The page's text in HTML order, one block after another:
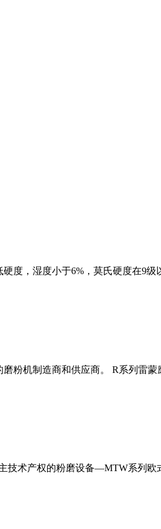
度，湿度小于6%，莫氏硬度在9
粉机制造商和供应商。 R系列雷
术产权的粉磨设备—MTW系列